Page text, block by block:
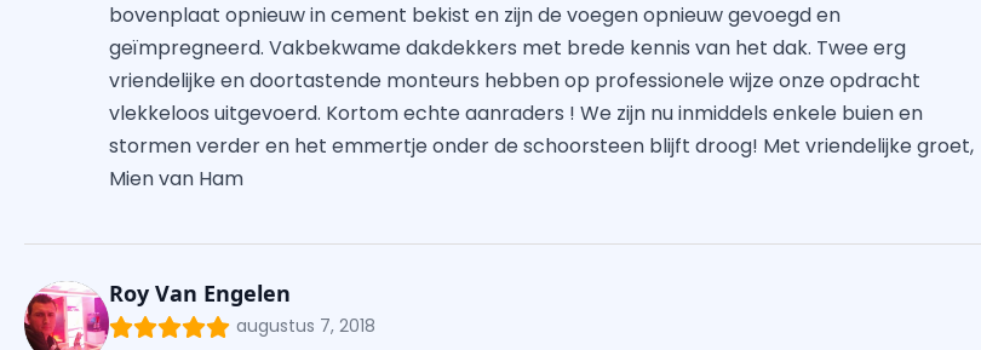
bovenplaat opnieuw in cement bekist en zijn de voegen opnieuw gevoegd en
geïmpregneerd. Vakbekwame dakdekkers met brede kennis van het dak. Twee erg
vriendelijke en doortastende monteurs hebben op professionele wijze onze opdracht
vlekkeloos uitgevoerd. Kortom echte aanraders ! We zijn nu inmiddels enkele buien en
stormen verder en het emmertje onder de schoorsteen blijft droog! Met vriendelijke groet,
Mien van Ham
Roy Van Engelen
augustus 7, 2018